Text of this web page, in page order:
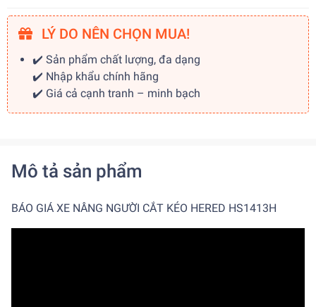
LÝ DO NÊN CHỌN MUA!
✔️ Sản phẩm chất lượng, đa dạng
✔️ Nhập khẩu chính hãng
✔️ Giá cả cạnh tranh – minh bạch
Mô tả sản phẩm
BÁO GIÁ XE NÂNG NGƯỜI CẮT KÉO HERED HS1413H